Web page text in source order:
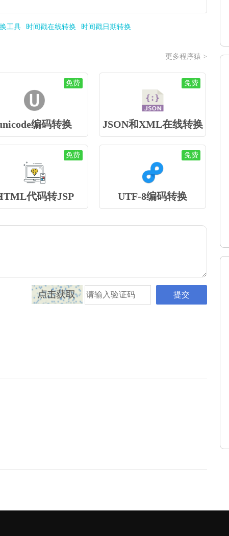
工具 时间戳在线转换 时间戳日期转换
更多程序猿 >
免费
编码转换
免费
JSON和XML在线转换
免费
代码转JSP
免费
UTF-8编码转换